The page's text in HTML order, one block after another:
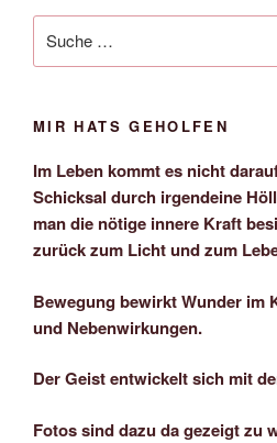
nach:
MIR HATS GEHOLFEN
Im Leben kommt es nicht
Schicksal durch irgendeine
man die nötige innere Kraft
zurück zum Licht und zum
Bewegung bewirkt Wunder im
und Nebenwirkungen.
Der Geist entwickelt sich mit
Fotos sind dazu da gezeigt zu